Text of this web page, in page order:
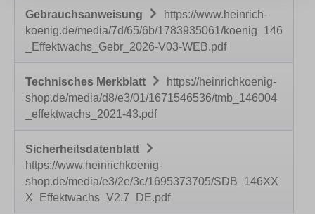
Gebrauchsanweisung
https://www.heinrich-
koenig.de/media/7d/65/6b/1783935061/koenig_146
_Effektwachs_Gebr_2026-V03-WEB.pdf
Technisches Merkblatt
https://heinrichkoenig-
shop.de/media/d8/e3/01/1671546536/tmb_146004
_effektwachs_2021-43.pdf
Sicherheitsdatenblatt
https://www.heinrichkoenig-
shop.de/media/e3/2e/3c/1695373705/SDB_146XX
X_Effektwachs_V2.7_DE.pdf